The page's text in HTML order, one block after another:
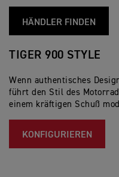
HÄNDLER FINDEN
TIGER 900 STYLE
Wenn authentisches
führt den Stil des
einem kräftigen Schuß
KONFIGURIEREN